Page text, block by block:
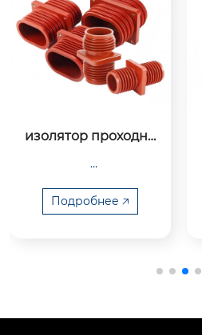
изолятор проходно
Подробнее 🡥